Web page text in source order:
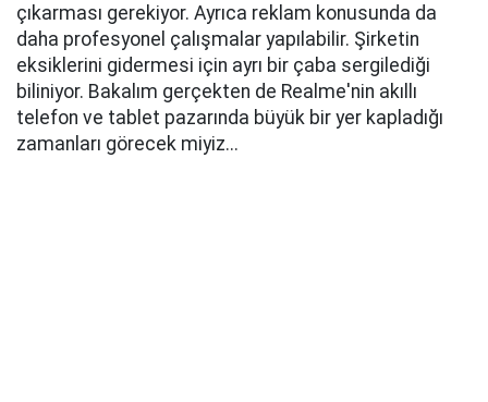
çıkarması gerekiyor. Ayrıca reklam konusunda da
daha profesyonel çalışmalar yapılabilir. Şirketin
eksiklerini gidermesi için ayrı bir çaba sergilediği
biliniyor. Bakalım gerçekten de Realme'nin akıllı
telefon ve tablet pazarında büyük bir yer kapladığı
zamanları görecek miyiz...